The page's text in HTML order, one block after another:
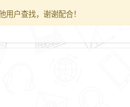
户查找，谢谢配合！